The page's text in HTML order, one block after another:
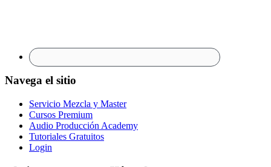
Navega el sitio
Servicio Mezcla y Master
Cursos Premium
Audio Producción Academy
Tutoriales Gratuitos
Login